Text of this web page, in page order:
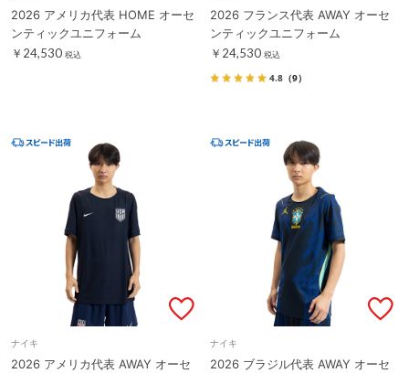
2026 アメリカ代表 HOME オーセ
ンティックユニフォーム
￥24,530 税込
2026 フランス代表 AWAY オーセ
ンティックユニフォーム
￥24,530 税込
4.8 （9）
ナイキ
2026 アメリカ代表 AWAY オーセ
ナイキ
2026 ブラジル代表 AWAY オーセ